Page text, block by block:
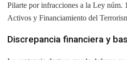
Pilarte por infracciones a la Ley núm.
Activos y Financiamiento del
Discrepancia financiera y